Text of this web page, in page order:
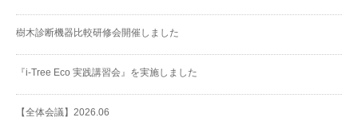
樹木診断機器比較研修会開催しました
『i-Tree Eco 実践講習会』を実施しました
【全体会議】2026.06